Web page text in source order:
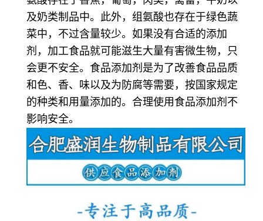
及奶类制品中。此外，组氨酸也存在于绿色蔬
菜中，不过含量较少。如果没有合适的添加
剂，加工食品就可能滋生大量有害微生物，只
会更不安全。食品添加剂是为了改善食品品质
和色、香、味以及为防腐等需要，按国家规定
的种类和用量添加的。合理使用食品添加剂不
影响安全。